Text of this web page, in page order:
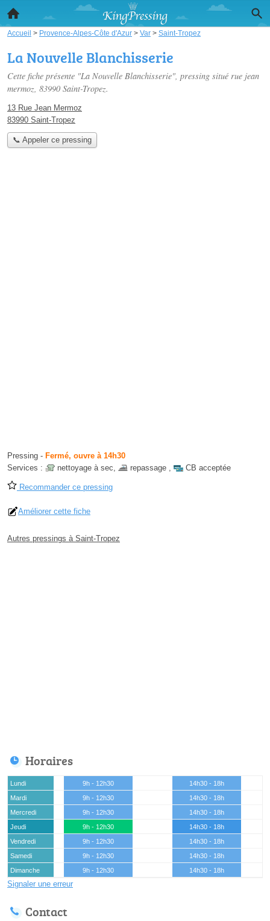
Accueil > Provence-Alpes-Côte d'Azur > Var > Saint-Tropez
La Nouvelle Blanchisserie
Cette fiche présente "La Nouvelle Blanchisserie", pressing situé rue jean
mermoz, 83990 Saint-Tropez.
13 Rue Jean Mermoz
83990 Saint-Tropez
📞 Appeler ce pressing
Pressing - Fermé, ouvre à 14h30
Services :
nettoyage à sec, repassage , CB acceptée
Recommander ce pressing
Améliorer cette fiche
Autres pressings à Saint-Tropez
Horaires
Lundi 9h - 12h30
14h30 - 18h
Mardi
9h - 12h30
14h30 - 18h
Mercredi
9h - 12h30
14h30 - 18h
Jeudi
9h - 12h30
14h30 - 18h
Vendredi
9h - 12h30
14h30 - 18h
Samedi
9h - 12h30
14h30 - 18h
Dimanche
9h - 12h30 14h30 - 18h
Signaler une erreur
Contact